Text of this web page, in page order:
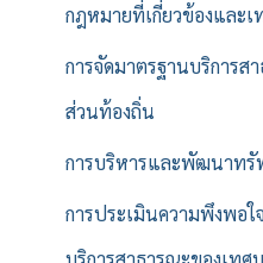
กฎหมายที่เกี่ยวข้องและ
การจัดมาตรฐานบริการส
ส่วนท้องถิ่น
การบริหารและพัฒนาทรั
การประเมินความพึงพอ